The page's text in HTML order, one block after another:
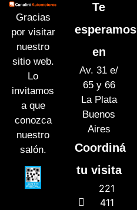
Gracias
por visitar
nuestro
sitio web.
Lo
invitamos
a que
conozca
nuestro
salón.
Te
esperamos
en
Av. 31 e/
65 y 66
La Plata
Buenos
Aires
Coordiná
tu visita
221
411